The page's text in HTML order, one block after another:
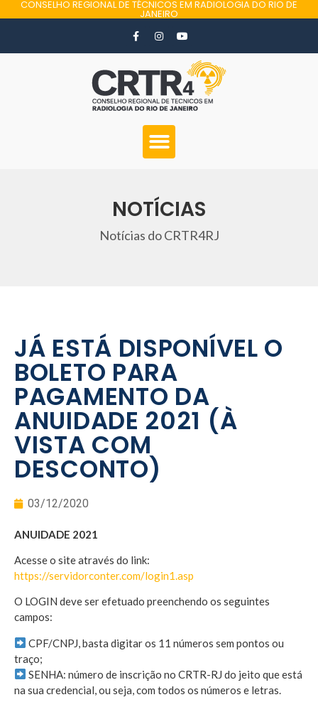
CONSELHO REGIONAL DE TÉCNICOS EM RADIOLOGIA DO RIO DE
JANEIRO
NOTÍCIAS
Notícias do CRTR4RJ
JÁ ESTÁ DISPONÍVEL O
BOLETO PARA
PAGAMENTO DA
ANUIDADE 2021 (À
VISTA COM
DESCONTO)
03/12/2020
ANUIDADE 2021
Acesse o site através do link:
https://servidorconter.com/login1.asp
O LOGIN deve ser efetuado preenchendo os seguintes
campos:
CPF/CNPJ, basta digitar os 11 números sem pontos ou
traço;
SENHA: número de inscrição no CRTR-RJ do jeito que está
na sua credencial, ou seja, com todos os números e letras.